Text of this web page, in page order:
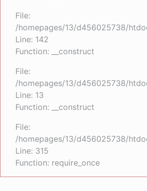
File:
/homepages/13/d456025738/
Line: 142
Function: __construct
File:
/homepages/13/d456025738/
Line: 13
Function: __construct
File:
/homepages/13/d456025738/
Line: 315
Function: require_once